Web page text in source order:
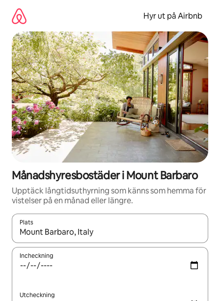
innehåll
Hyr ut på Airbnb
Månadshyresbostäder i Mount Barbaro
Upptäck långtidsuthyrning som känns som hemma för
vistelser på en månad eller längre.
Plats
När resultaten är tillgängliga kan du navigera med upp- och
Incheckning
Utcheckning